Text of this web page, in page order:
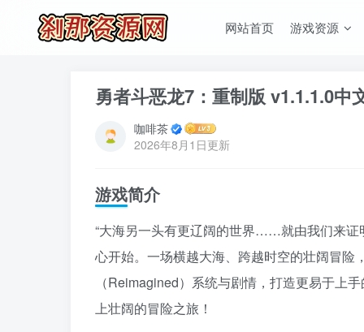
网站首页 游戏资源
勇者斗恶龙7：重制版 v1.1.1.0中
咖啡茶
2026年8月1日更新
游戏简介
“大海另一头有更辽阔的世界……就由我们来证
心开始。一场横越大海、跨越时空的壮阔冒
（Reimagined）系统与剧情，打造更易于上
上壮阔的冒险之旅！